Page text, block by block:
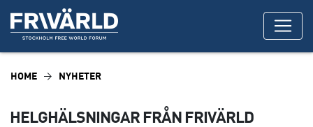
HOME NYHETER
HELGHÄLSNINGAR FRÅN FRIVÄRLD